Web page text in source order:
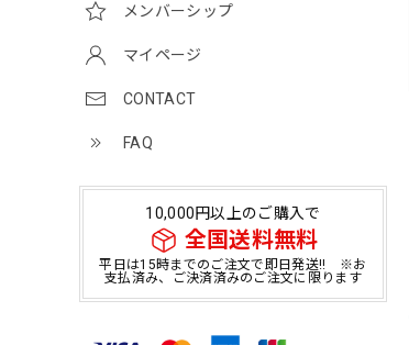
メンバーシップ
マイページ
CONTACT
FAQ
10,000円以上のご購入で
全国送料無料
平日は15時までのご注文で即日発送!! ※お
支払済み、ご決済済みのご注文に限ります